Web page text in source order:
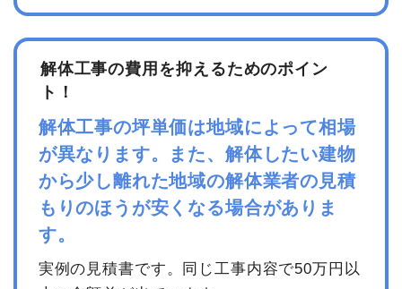
解体工事の費用を抑えるためのポイン
ト！
解体工事の坪単価は地域によって相場
が異なります。また、解体したい建物
から少し離れた地域の解体業者の見積
もりのほうが安くなる場合がありま
す。
実例の見積書です。同じ工事内容で50万円以